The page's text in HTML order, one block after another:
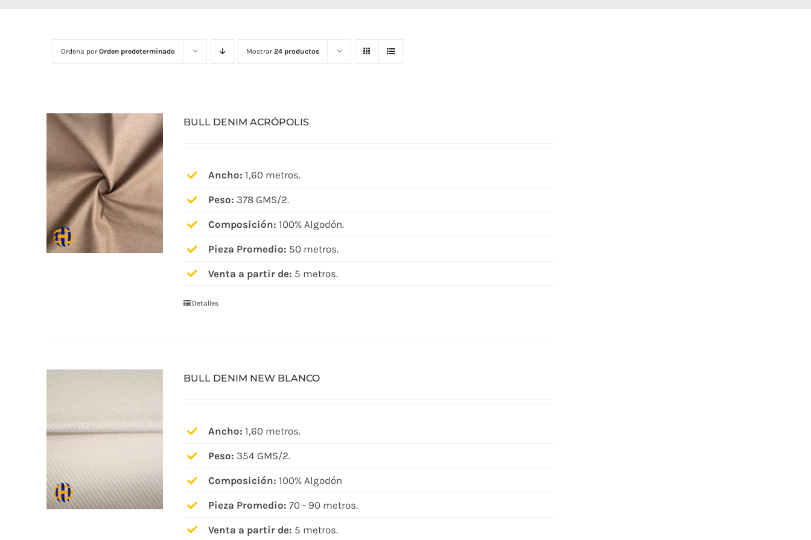
Ordena porOrden predeterminado Mostrar24 productos
BULL DENIM ACRÓPOLIS
Ancho: 1,60 metros.
Peso: 378 GMS/2.
Composición: 100% Algodón.
Pieza Promedio: 50 metros.
Venta a partir de: 5 metros.
Detalles
BULL DENIM NEW BLANCO
Ancho: 1,60 metros.
Peso: 354 GMS/2.
Composición: 100% Algodón
Pieza Promedio: 70 - 90 metros.
Venta a partir de: 5 metros.